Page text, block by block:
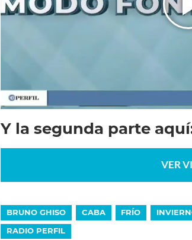
Y la segunda parte
VER
BRUNO GHISO CABA FRÍO
RADIO PERFIL